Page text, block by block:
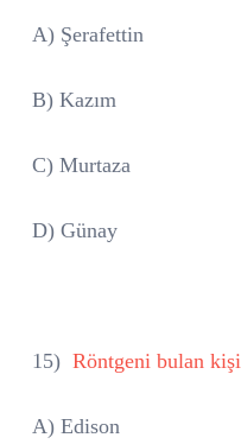
A) Şerafettin
B) Kazım
C) Murtaza
D) Günay
15) Röntgeni bulan kişi
A) Edison